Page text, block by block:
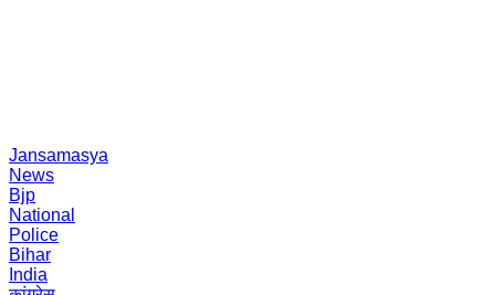
Jansamasya
News
Bjp
National
Police
Bihar
India